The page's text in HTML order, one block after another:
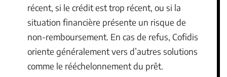
récent, si le crédit est trop récent, ou si la
situation financière présente un risque de
non-remboursement. En cas de refus, Cofidis
oriente généralement vers d’autres solutions
comme le rééchelonnement du prêt.